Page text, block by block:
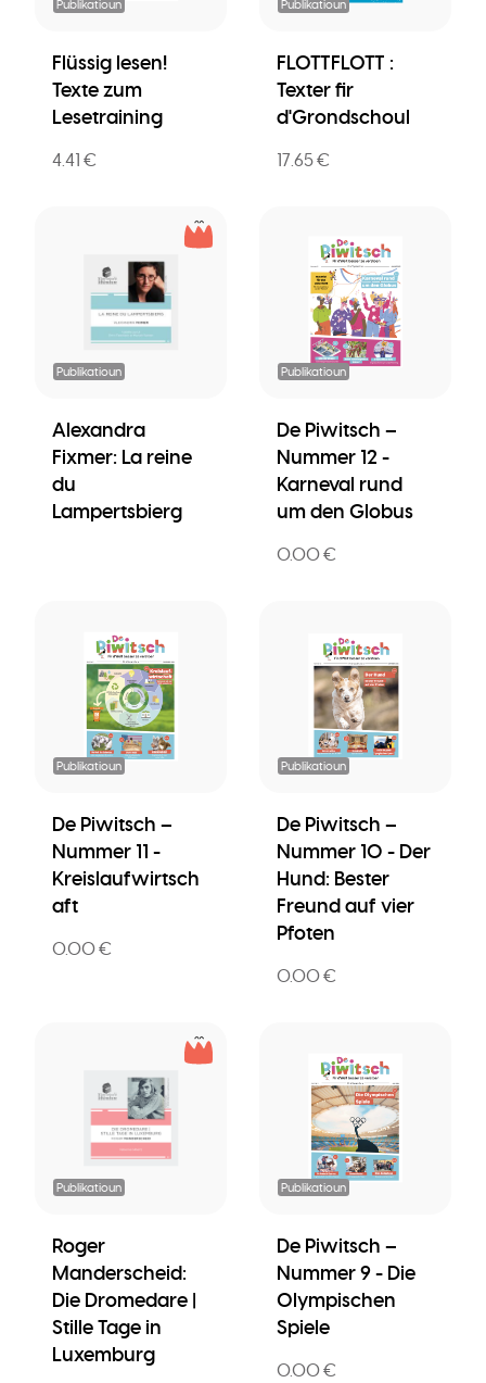
Publikatioun
Flüssig lesen!
Texte zum
Lesetraining
4.41 €
Publikatioun
FLOTTFLOTT :
Texter fir
d'Grondschoul
17.65 €
Publikatioun
Alexandra
Fixmer: La reine
du
Lampertsbierg
Publikatioun
De Piwitsch –
Nummer 12 -
Karneval rund
um den Globus
0.00 €
Publikatioun
De Piwitsch –
Nummer 11 -
Kreislaufwirtsch
aft
0.00 €
Publikatioun
De Piwitsch –
Nummer 10 - Der
Hund: Bester
Freund auf vier
Pfoten
0.00 €
Publikatioun
Roger
Manderscheid:
Die Dromedare |
Stille Tage in
Luxemburg
Publikatioun
De Piwitsch –
Nummer 9 - Die
Olympischen
Spiele
0.00 €